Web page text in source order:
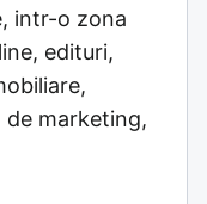
intr-o zona
edituri,
de marketing,